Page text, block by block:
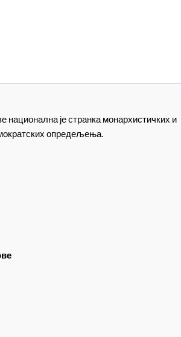
национална је странка монархистичких и
опредељења.